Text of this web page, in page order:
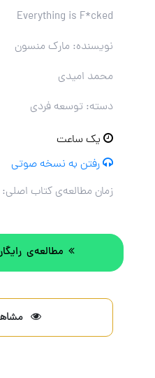
Everything is F*cked
نویسنده: مارک منسون
محمد امیدی
دسته: توسعه فردی
یک ساعت
رفتن به نسخه صوتی
زمان مطالعه‌ی کتاب اصلی:
مطالعه‌ی